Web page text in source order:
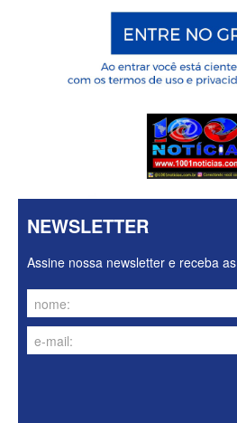
NEWSLETTER
Assine nossa newsletter e receba